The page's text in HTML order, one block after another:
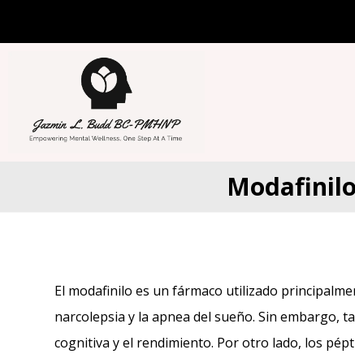
El modafinilo es un fármaco utilizado
narcolepsia y la apnea del sueño. Sin embargo,
cognitiva y el rendimiento. Por otro lado, los